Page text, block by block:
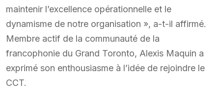
maintenir l’excellence opérationnelle et le
dynamisme de notre organisation », a-t-il affirmé.
Membre actif de la communauté de la
francophonie du Grand Toronto, Alexis Maquin a
exprimé son enthousiasme à l’idée de rejoindre le
CCT.